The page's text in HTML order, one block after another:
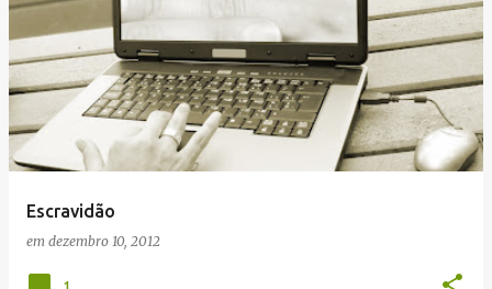
P
o
s
t
a
g
Escravidão
em dezembro 10, 2012